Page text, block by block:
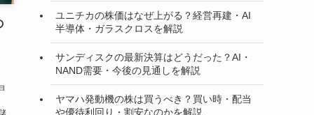
ユニチカの株価はなぜ上がる？経営再建・AI
半導体・ガラスクロスを解説
サンディスクの最新決算はどうだった？AI・
NAND需要・今後の見通しを解説
ヤマハ発動機の株は買うべき？買い時・配当
や優待利回り・割安なのかを解説